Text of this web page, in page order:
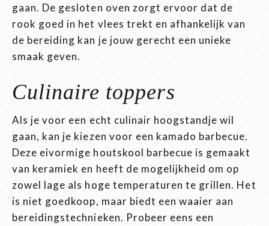
gaan. De gesloten oven zorgt ervoor dat de
rook goed in het vlees trekt en afhankelijk van
de bereiding kan je jouw gerecht een unieke
smaak geven.
Culinaire toppers
Als je voor een echt culinair hoogstandje wil
gaan, kan je kiezen voor een kamado barbecue.
Deze eivormige houtskool barbecue is gemaakt
van keramiek en heeft de mogelijkheid om op
zowel lage als hoge temperaturen te grillen. Het
is niet goedkoop, maar biedt een waaier aan
bereidingstechnieken. Probeer eens een